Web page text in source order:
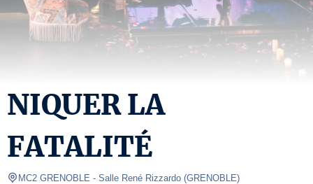
NIQUER LA
FATALITÉ
MC2 GRENOBLE - Salle René Rizzardo (GRENOBLE)